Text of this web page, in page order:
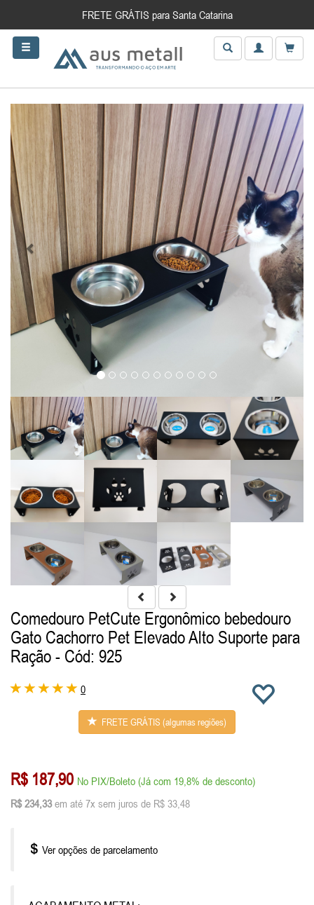
FRETE GRÁTIS para Santa Catarina
Anterior Próximo
Comedouro PetCute Ergonômico bebedouro
Gato Cachorro Pet Elevado Alto Suporte para
Ração - Cód: 925
0
FRETE GRÁTIS (algumas regiões)
R$ 187,90 No PIX/Boleto (Já com 19,8% de desconto)
R$ 234,33 em até 7x sem juros de R$ 33,48
Ver opções de parcelamento